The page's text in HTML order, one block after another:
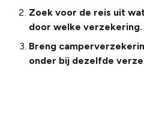
Zoek voor de reis uit
door welke verzekering.
Breng
onder bij dezelfde